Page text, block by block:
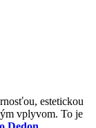
estetickou
vplyvom. To je